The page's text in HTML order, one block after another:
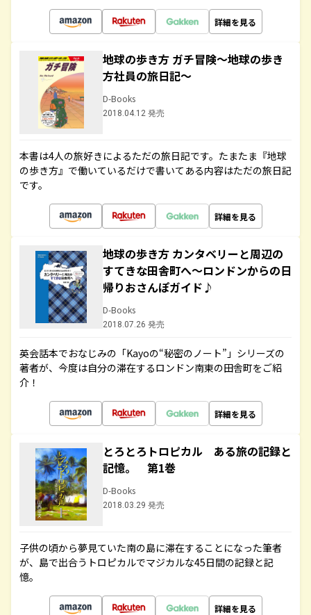
詳細を見る
地球の歩き方 ガチ冒険～地球の歩き
方社員の旅日記～
D-Books
2018.04.12 発売
本書は4人の旅好きによるただの旅日記です。たまたま『地球
の歩き方』で働いているだけで書いてある内容はただの旅日記
です。
詳細を見る
地球の歩き方 カンタベリーと周辺の
すてきな田舎町へ～ロンドンからの日
帰りおさんぽガイド♪
D-Books
2018.07.26 発売
英会話本でおなじみの「Kayoの“秘密のノート”」シリーズの
著者が、今度は自分の滞在するロンドン南東の田舎町をご紹
介！
詳細を見る
とろとろトロピカル ある旅の記録と
記憶。 第1巻
D-Books
2018.03.29 発売
子供の頃から夢見ていた南の島に滞在することになった筆者
が、島で出合うトロピカルでマジカルな45日間の記録と記
憶。
詳細を見る